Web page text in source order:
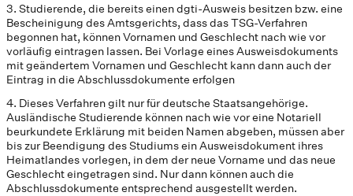
3. Studierende, die bereits einen dgti-Ausweis besitzen bzw. eine
Bescheinigung des Amtsgerichts, dass das TSG-Verfahren
begonnen hat, können Vornamen und Geschlecht nach wie vor
vorläufig eintragen lassen. Bei Vorlage eines Ausweisdokuments
mit geändertem Vornamen und Geschlecht kann dann auch der
Eintrag in die Abschlussdokumente erfolgen
4. Dieses Verfahren gilt nur für deutsche Staatsangehörige.
Ausländische Studierende können nach wie vor eine Notariell
beurkundete Erklärung mit beiden Namen abgeben, müssen aber
bis zur Beendigung des Studiums ein Ausweisdokument ihres
Heimatlandes vorlegen, in dem der neue Vorname und das neue
Geschlecht eingetragen sind. Nur dann können auch die
Abschlussdokumente entsprechend ausgestellt werden.